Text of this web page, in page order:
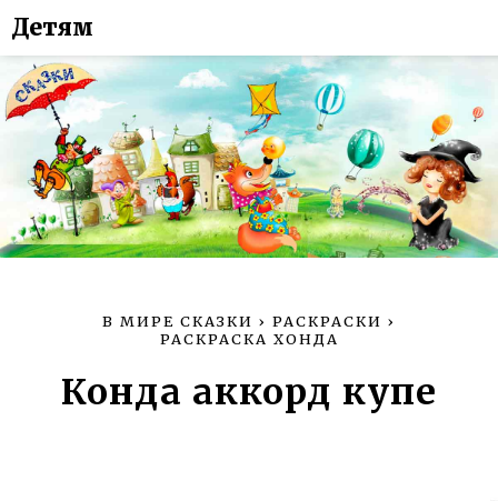
Детям
В МИРЕ СКАЗКИ › РАСКРАСКИ ›
РАСКРАСКА ХОНДА
Конда аккорд купе